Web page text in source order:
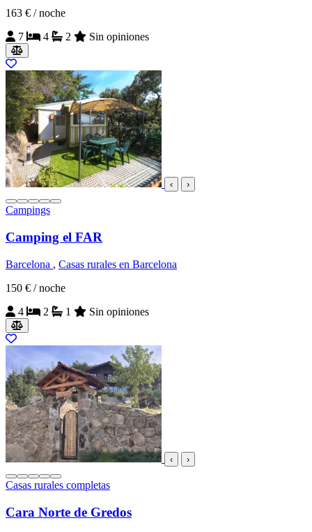
163 € / noche
7
4 2 Sin opiniones
‹ ›
Campings
Camping el FAR
Barcelona , Casas rurales en Barcelona
150 € / noche
4
2 1 Sin opiniones
‹ ›
Casas rurales completas
Cara Norte de Gredos